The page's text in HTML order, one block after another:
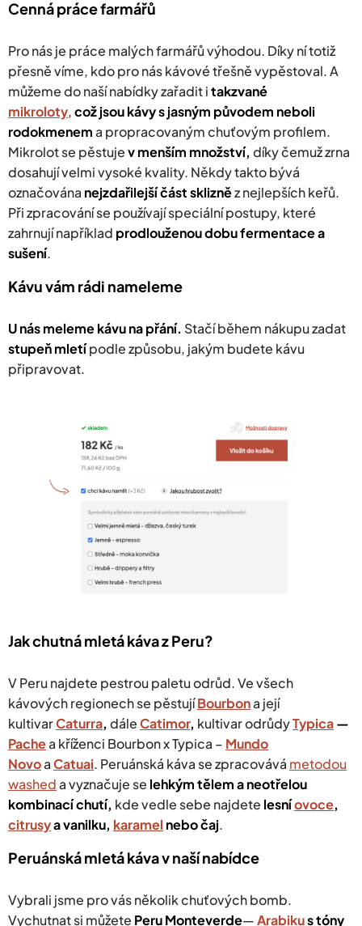
Cenná práce farmářů
Pro nás je práce malých farmářů výhodou. Díky ní totiž
přesně víme, kdo pro nás kávové třešně vypěstoval. A
můžeme do naší nabídky zařadit itakzvané
mikroloty,což jsou kávy s jasným původem neboli
rodokmenema propracovaným chuťovým profilem.
Mikrolot se pěstujev menším množství, díky čemuž zrna
dosahují velmi vysoké kvality. Někdy takto bývá
označována nejzdařilejší část sklizněz nejlepších keřů.
Při zpracování se používají speciální postupy, které
zahrnují například prodlouženou dobu fermentace a
sušení.
Kávu vám rádi nameleme
U nás meleme kávu na přání. Stačí během nákupu zadat
stupeň mletípodle způsobu, jakým budete kávu
připravovat.
Jak chutná mletá káva z Peru?
V Peru najdete pestrou paletu odrůd. Ve všech
kávových regionech se pěstujíBourbona její
kultivarCaturra, dáleCatimor, kultivar odrůdyTypica—
Pachea kříženci Bourbon x Typica – Mundo
NovoaCatuai. Peruánská káva se zpracovává metodou
washeda vyznačuje se lehkýmtělem a neotřelou
kombinací chutí, kde vedle sebe najdete lesníovoce,
citrusya vanilku, karamel nebo čaj.
Peruánská mletá káva v naší nabídce
Vybrali jsme pro vás několik chuťových bomb.
Vychutnat si můžete Peru Monteverde—Arabikus tóny